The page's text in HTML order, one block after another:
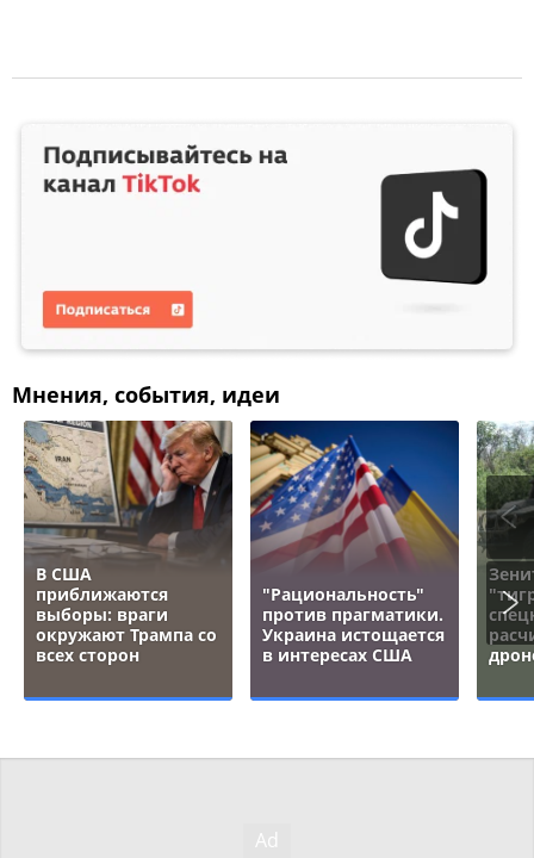
Мнения, события, идеи
В США
приближаются
выборы: враги
окружают Трампа со
всех сторон
"Рациональность"
против прагматики.
Украина истощается
в интересах США